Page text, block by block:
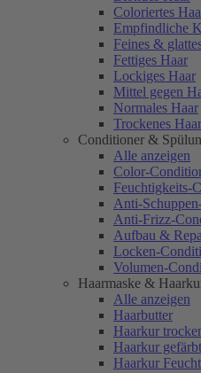
Coloriertes
Empfindliche
Feines &
Fettiges Haar
Lockiges Haar
Mittel gegen
Normales Haar
Trockenes Haar
Conditioner &
Alle anzeigen
Color-
Feuchtigkeits-
Anti-
Anti-Frizz-
Aufbau &
Locken-
Volumen-
Haarmaske &
Alle anzeigen
Haarbutter
Haarkur
Haarkur
Haarkur